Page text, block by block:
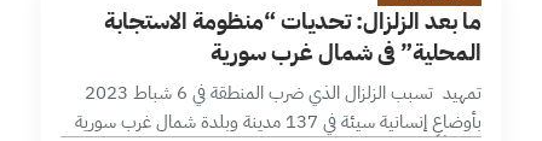
ما بعد الزلزال: تحديات “منظومة الاستجابة
المحلية” في شمال غرب سورية
تمهيد تسبب الزلزال الذي ضرب المنطقة في 6 شباط 2023
بأوضاعٍ إنسانية سيئة في 137 مدينة وبلدة شمال غرب سورية